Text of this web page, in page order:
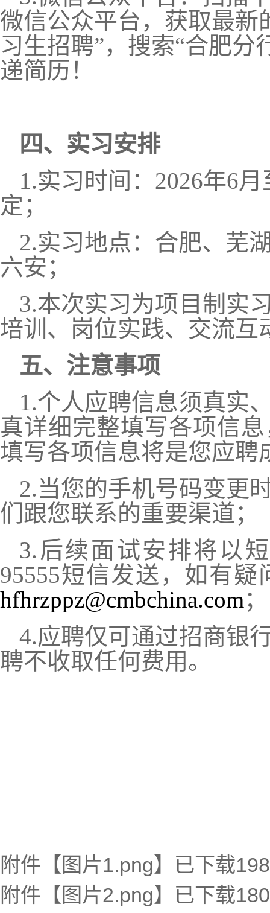
微信公众平台，获取最新
习生招聘”，搜索“合肥分
递简历！
四、实习安排
1.实习时间： 2026年6月
定 ；
2.实习地点：合肥、芜
六安 ；
3.本次实习为项目制实
培训、岗位实践、交流互
五、注意事项
1.个人应聘信息须真实
真详细完整填写各项信
填写各项信息将是您应聘
2.当您的手机号码变更
们跟您联系的重要渠道；
3.后续面试安排将以
95555短信发送，如有
hfhrzppz@cmbchina.com；
4.应聘仅可通过招商银
聘不收取任何费用。
附件【 图片1.png】已下载198
附件【 图片2.png】已下载180